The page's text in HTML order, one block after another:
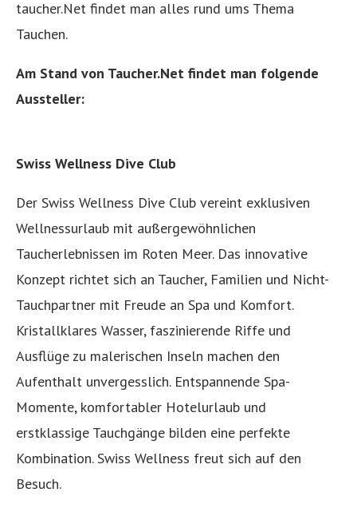
taucher.Net findet man alles rund ums Thema
Tauchen.
Am Stand von Taucher.Net findet man folgende
Aussteller:
Swiss Wellness Dive Club
Der Swiss Wellness Dive Club vereint exklusiven
Wellnessurlaub mit außergewöhnlichen
Taucherlebnissen im Roten Meer. Das innovative
Konzept richtet sich an Taucher, Familien und Nicht-
Tauchpartner mit Freude an Spa und Komfort.
Kristallklares Wasser, faszinierende Riffe und
Ausflüge zu malerischen Inseln machen den
Aufenthalt unvergesslich. Entspannende Spa-
Momente, komfortabler Hotelurlaub und
erstklassige Tauchgänge bilden eine perfekte
Kombination. Swiss Wellness freut sich auf den
Besuch.